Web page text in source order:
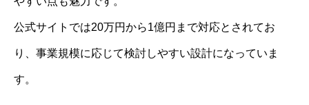
公式サイトでは20万円から1億円まで対応とされてお
り、事業規模に応じて検討しやすい設計になっていま
す。